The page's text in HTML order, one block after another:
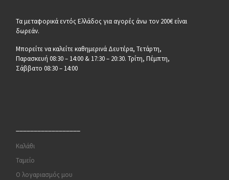
Τα μεταφορικά εντός Ελλάδος για αγορές άνω τον 200€ είναι
δωρεάν.
Μπορείτε να καλείτε καθημερινά Δευτέρα, Τετάρτη,
Παρασκευή 08:30 – 14:00 & 17:30 – 20:30. Τρίτη, Πέμπτη,
Σάββατο 08:30 – 14:00
Καλάθι
Ταμείο
Ο λογαριασμός μου